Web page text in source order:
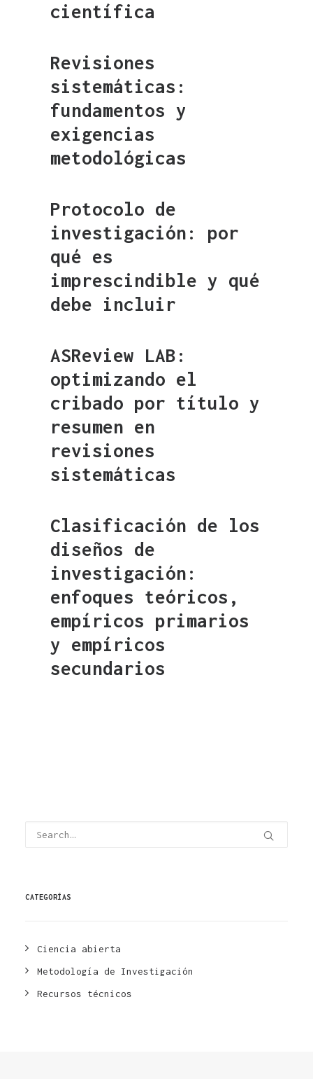
científica
Revisiones
sistemáticas:
fundamentos y
exigencias
metodológicas
Protocolo de
investigación: por
qué es
imprescindible y qué
debe incluir
ASReview LAB:
optimizando el
cribado por título y
resumen en
revisiones
sistemáticas
Clasificación de los
diseños de
investigación:
enfoques teóricos,
empíricos primarios
y empíricos
secundarios
CATEGORÍAS
Ciencia abierta
Metodología de Investigación
Recursos técnicos